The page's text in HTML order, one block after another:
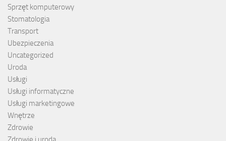
Sprzęt komputerowy
Stomatologia
Transport
Ubezpieczenia
Uncategorized
Uroda
Usługi
Usługi informatyczne
Usługi marketingowe
Wnętrze
Zdrowie